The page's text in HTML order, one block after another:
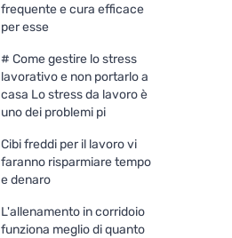
frequente e cura efficace
per esse
# Come gestire lo stress
lavorativo e non portarlo a
casa Lo stress da lavoro è
uno dei problemi pi
Cibi freddi per il lavoro vi
faranno risparmiare tempo
e denaro
L'allenamento in corridoio
funziona meglio di quanto